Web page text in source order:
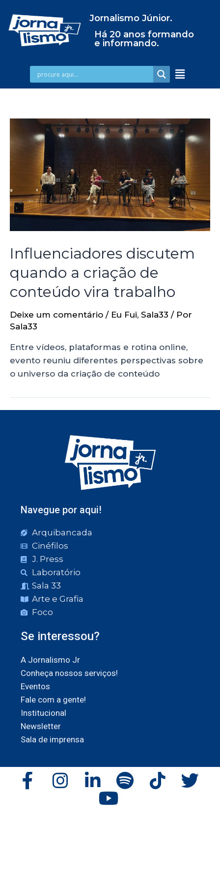
Jornalismo Júnior.
Há 20 anos formando
e informando.
Influenciadores discutem
quando a criação de
conteúdo vira trabalho
Deixe um comentário / Eu Fui, Sala33 / Por
Sala33
Entre vídeos, plataformas e rotina online,
evento reuniu diferentes perspectivas sobre
o universo da criação de conteúdo
Navegue por aqui!
Arquibancada
Cinéfilos
J. Press
Laboratório
Sala 33
Arte e Grafia
Foco
Se interessou?
A Jornalismo Jr
Conheça nossos serviços!
Eventos
Fale com a gente!
Institucional
Newsletter
Sala de imprensa